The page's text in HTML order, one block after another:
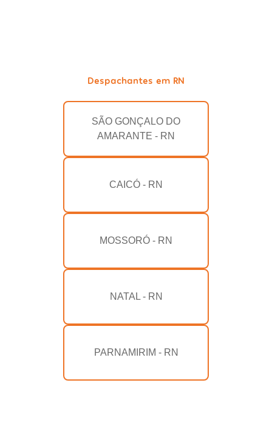
Despachantes em RN
SÃO GONÇALO DO
AMARANTE - RN
CAICÓ - RN
MOSSORÓ - RN
NATAL - RN
PARNAMIRIM - RN